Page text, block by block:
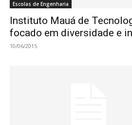
Escolas de Engenharia
Instituto Mauá de
focado em diversidade e
10/06/2015